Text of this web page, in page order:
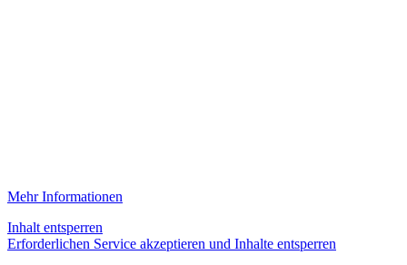
Mehr Informationen
Inhalt entsperren
Erforderlichen Service akzeptieren und Inhalte entsperren